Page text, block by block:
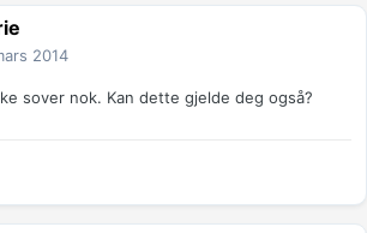
2014
sover nok. Kan dette gjelde deg også?